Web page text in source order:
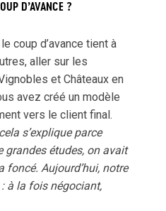
D’AVANCE ?
coup d’avance tient à
aller sur les
et Châteaux en
avez créé un modèle
vers le client final.
cela s’explique parce
grandes études, on avait
foncé. Aujourd’hui, notre
à la fois négociant,